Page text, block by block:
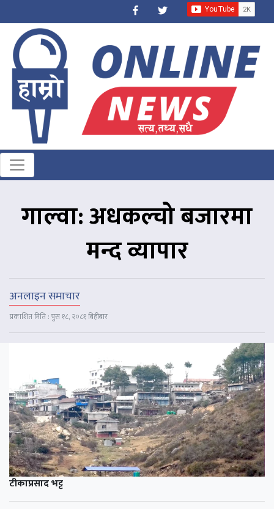
गाल्वा: अधकल्चो बजारमा
मन्द व्यापार
अनलाइन समाचार
प्रकाशित मिति : पुस १८, २०८१ बिहीबार
टीकाप्रसाद भट्ट